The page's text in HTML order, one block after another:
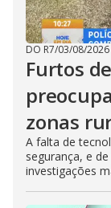
DO R7/03/08/2026
Furtos
zonas
A falta de
segurança, e
investigações